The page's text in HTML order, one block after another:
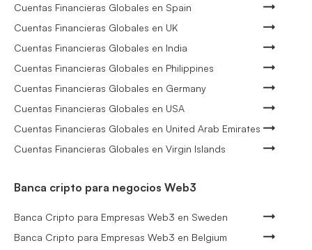
Cuentas Financieras Globales en Spain
Cuentas Financieras Globales en UK
Cuentas Financieras Globales en India
Cuentas Financieras Globales en Philippines
Cuentas Financieras Globales en Germany
Cuentas Financieras Globales en USA
Cuentas Financieras Globales en United Arab Emirates
Cuentas Financieras Globales en Virgin Islands
Banca cripto para negocios Web3
Banca Cripto para Empresas Web3 en Sweden
Banca Cripto para Empresas Web3 en Belgium